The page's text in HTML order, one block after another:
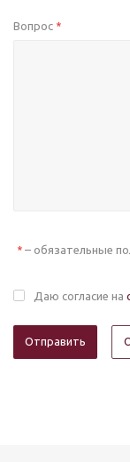
Вопрос *
* – обязательные
Даю согласие на